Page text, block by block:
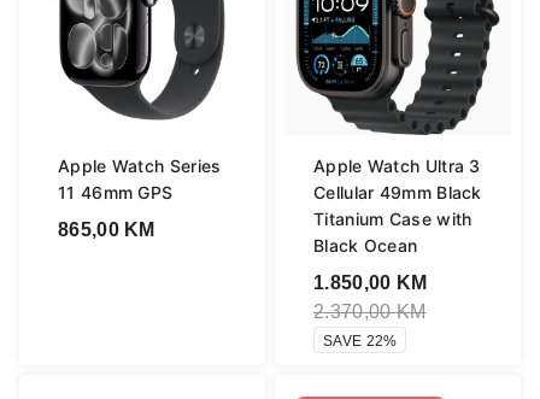
Apple Watch Series
11 46mm GPS
865,00 KM
Apple Watch Ultra 3
Cellular 49mm Black
Titanium Case with
Black Ocean
1.850,00 KM
2.370,00KM
SAVE 22%